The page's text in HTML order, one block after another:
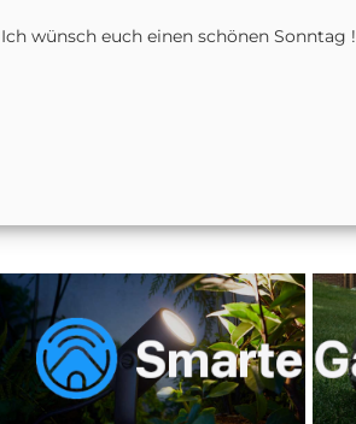
Ich wünsch euch einen schönen Sonntag !